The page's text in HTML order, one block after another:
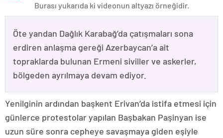
Burası yukarıda ki videonun altyazı örneğidir.
Öte yandan Dağlık Karabağ’da çatışmaları sona
erdiren anlaşma gereği Azerbaycan’a ait
topraklarda bulunan Ermeni siviller ve askerler,
bölgeden ayrılmaya devam ediyor.
Yenilginin ardından başkent Erivan’da istifa etmesi için
günlerce protestolar yapılan Başbakan Paşinyan ise
uzun süre sonra cepheye savaşmaya giden eşiyle